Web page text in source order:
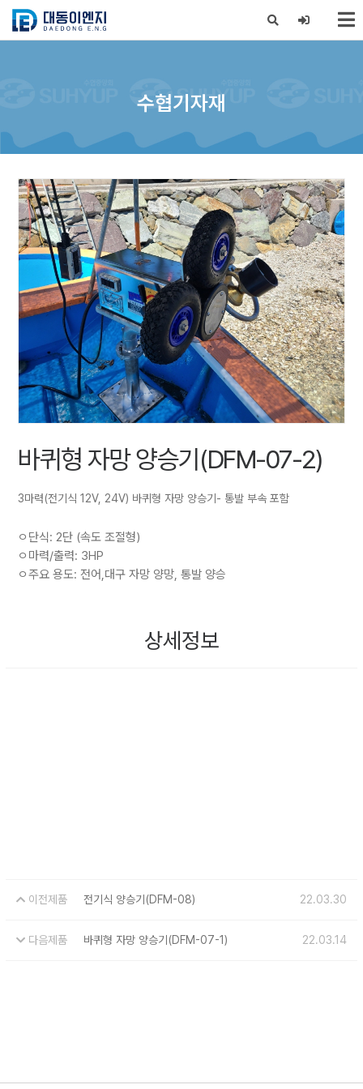
수협기자재
바퀴형 자망 양승기(DFM-07-2)
3마력(전기식 12V, 24V) 바퀴형 자망 양승기- 통발 부속 포함
ㅇ단식: 2단 (속도 조절형)
ㅇ마력/출력: 3HP
ㅇ주요 용도: 전어,대구 자망 양망, 통발 양승
상세정보
이전제품 전기식 양승기(DFM-08) 22.03.30
다음제품 바퀴형 자망 양승기(DFM-07-1) 22.03.14